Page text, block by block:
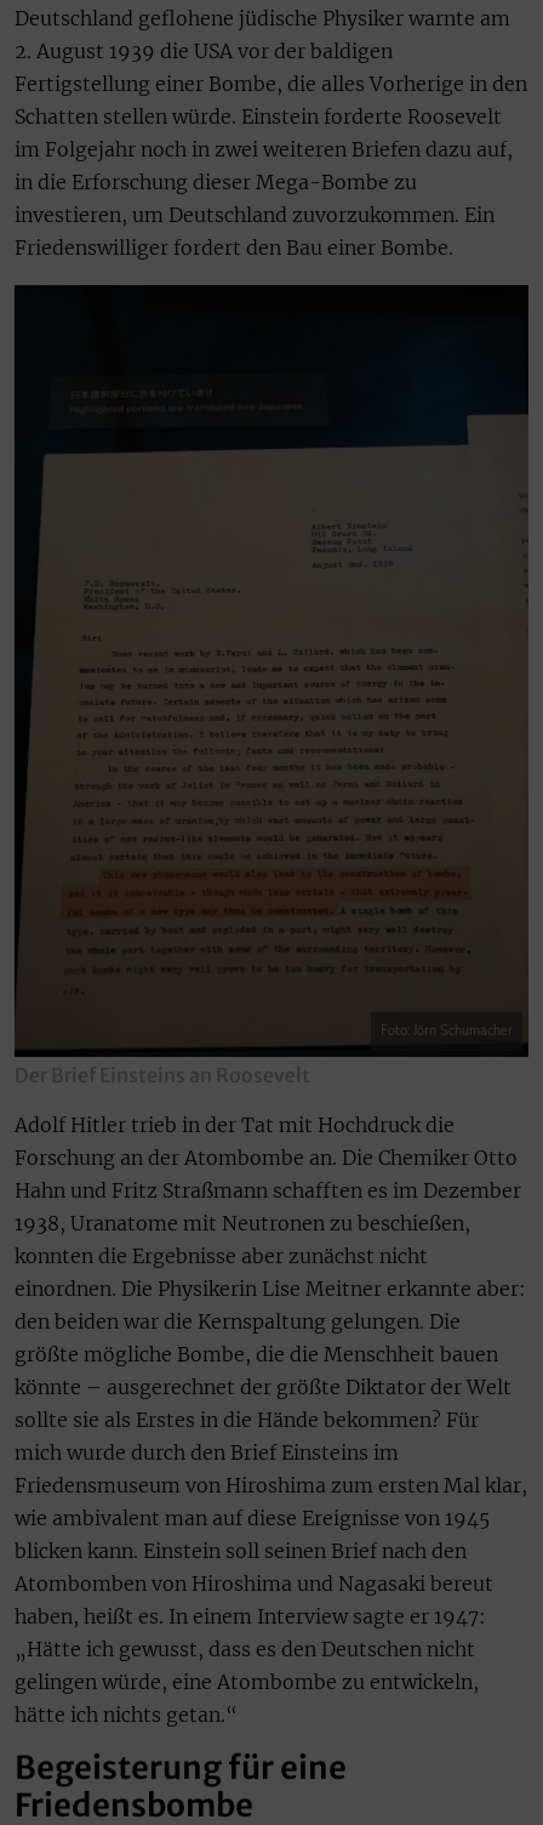
Deutschland geflohene jüdische Physiker warnte am
2. August 1939 die USA vor der baldigen
Fertigstellung einer Bombe, die alles Vorherige in den
Schatten stellen würde. Einstein forderte Roosevelt
im Folgejahr noch in zwei weiteren Briefen dazu auf,
in die Erforschung dieser Mega-Bombe zu
investieren, um Deutschland zuvorzukommen. Ein
Friedenswilliger fordert den Bau einer Bombe.
Foto: Jörn Schumacher
Der Brief Einsteins an Roosevelt
Adolf Hitler trieb in der Tat mit Hochdruck die
Forschung an der Atombombe an. Die Chemiker Otto
Hahn und Fritz Straßmann schafften es im Dezember
1938, Uranatome mit Neutronen zu beschießen,
konnten die Ergebnisse aber zunächst nicht
einordnen. Die Physikerin Lise Meitner erkannte aber:
den beiden war die Kernspaltung gelungen. Die
größte mögliche Bombe, die die Menschheit bauen
könnte – ausgerechnet der größte Diktator der Welt
sollte sie als Erstes in die Hände bekommen? Für
mich wurde durch den Brief Einsteins im
Friedensmuseum von Hiroshima zum ersten Mal klar,
wie ambivalent man auf diese Ereignisse von 1945
blicken kann. Einstein soll seinen Brief nach den
Atombomben von Hiroshima und Nagasaki bereut
haben, heißt es. In einem Interview sagte er 1947:
„Hätte ich gewusst, dass es den Deutschen nicht
gelingen würde, eine Atombombe zu entwickeln,
hätte ich nichts getan.“
Begeisterung für eine
Friedensbombe